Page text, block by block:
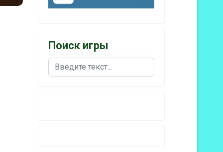
Поиск игры
Поиск